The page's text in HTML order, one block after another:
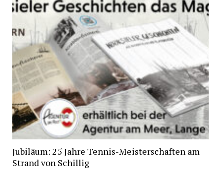
Jubiläum: 25 Jahre Tennis-Meisterschaften am
Strand von Schillig